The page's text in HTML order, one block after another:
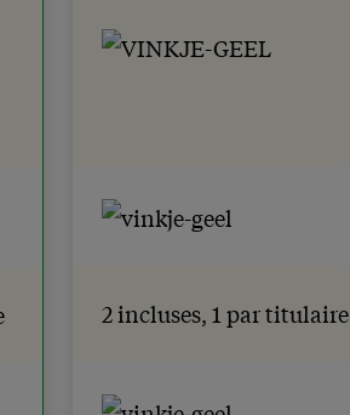
2 incluses, 1 par titulaire